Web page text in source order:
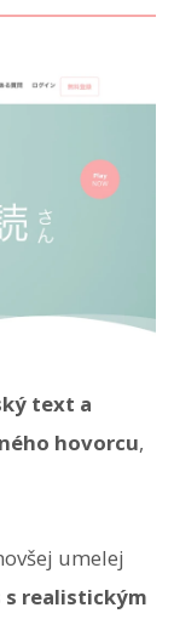
text a
hovorcu,
umelej
realistickým